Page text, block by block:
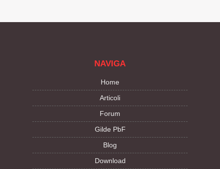
NAVIGA
Home
Articoli
Forum
Gilde PbF
Blog
Download